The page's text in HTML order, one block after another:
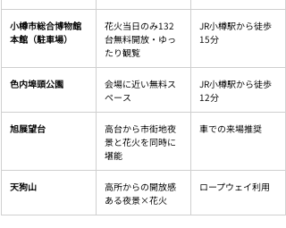
小樽市総合博物館
本館（駐車場）
花火当日のみ132
台無料開放・ゆっ
たり観覧
JR小樽駅から徒歩
15分
色内埠頭公園
会場に近い無料ス
ペース
JR小樽駅から徒歩
12分
旭展望台
高台から市街地夜
景と花火を同時に
堪能
車での来場推奨
天狗山
高所からの開放感
ある夜景×花火
ロープウェイ利用